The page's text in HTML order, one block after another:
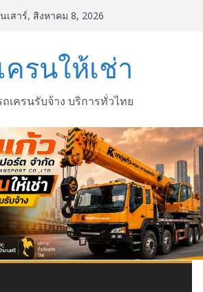
เสาร์, สิงหาคม 8, 2026
ครนให้เช่า
เครนรับจ้าง บริการทั่วไทย